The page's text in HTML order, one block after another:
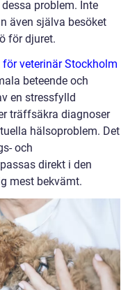
problem. Inte
även själva besöket
för djuret.
veterinär Stockholm
beteende och
en stressfylld
träffsäkra diagnoser
hälsoproblem. Det
och
direkt i den
mest bekvämt.